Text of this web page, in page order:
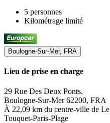
5 personnes
Kilométrage limité
Boulogne-Sur-Mer, FRA
Lieu de prise en charge
29 Rue Des Deux Ponts,
Boulogne-Sur-Mer 62200, FRA
À 22,09 km du centre-ville de Le
Touquet-Paris-Plage